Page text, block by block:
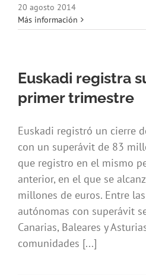
20 agosto 2014
Más información
Euskadi registra
primer trimestre
Euskadi registró un cierre
con un superávit de 83
que registro en el mismo
anterior, en el que se
millones de euros. Entre
autónomas con superávit
Canarias, Baleares y
comunidades [...]